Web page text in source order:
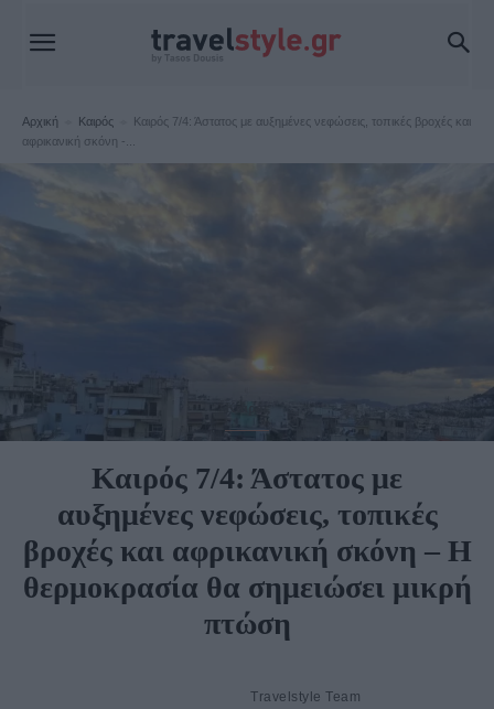
Αρχική Καιρός
Καιρός 7/4: Άστατος με αυξημένες νεφώσεις, τοπικές βροχές και
αφρικανική σκόνη -...
Καιρός 7/4: Άστατος με
αυξημένες νεφώσεις, τοπικές
βροχές και αφρικανική σκόνη – Η
θερμοκρασία θα σημειώσει μικρή
πτώση
Travelstyle Team